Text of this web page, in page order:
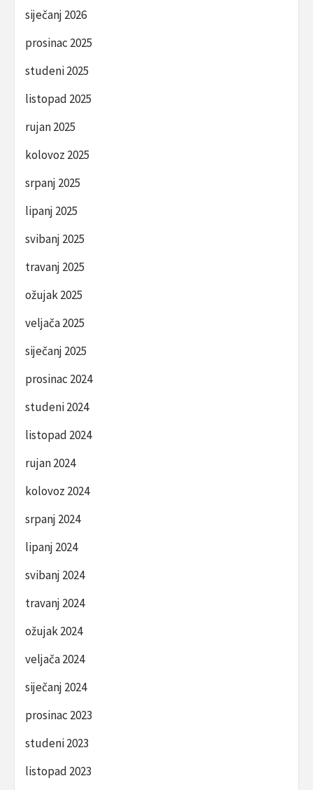
siječanj 2026
prosinac 2025
studeni 2025
listopad 2025
rujan 2025
kolovoz 2025
srpanj 2025
lipanj 2025
svibanj 2025
travanj 2025
ožujak 2025
veljača 2025
siječanj 2025
prosinac 2024
studeni 2024
listopad 2024
rujan 2024
kolovoz 2024
srpanj 2024
lipanj 2024
svibanj 2024
travanj 2024
ožujak 2024
veljača 2024
siječanj 2024
prosinac 2023
studeni 2023
listopad 2023